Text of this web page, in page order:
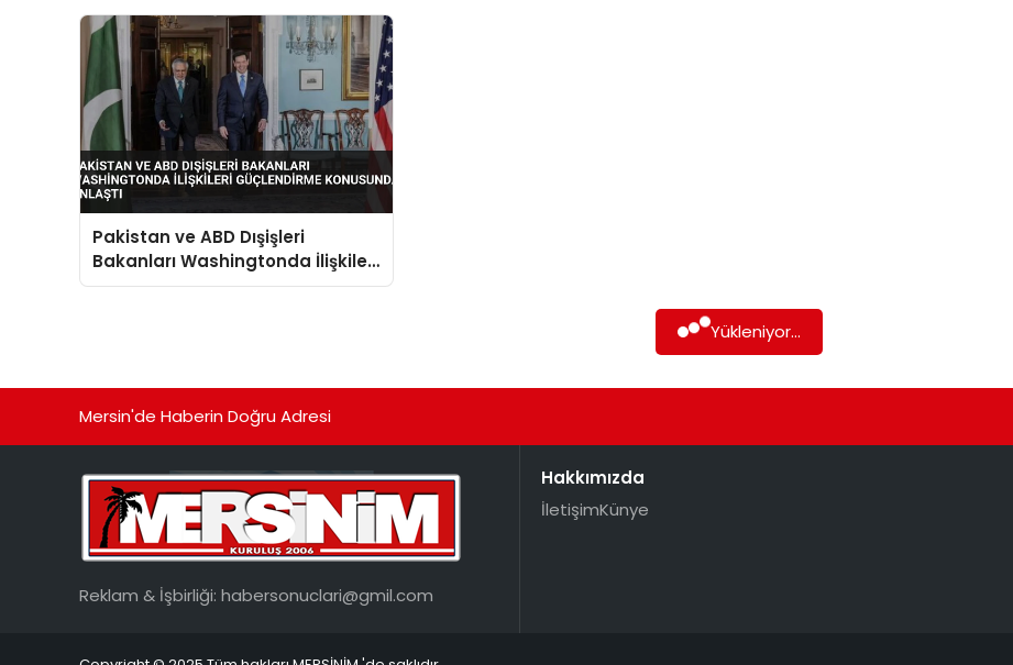
Pakistan ve ABD Dışişleri
Bakanları Washingtonda İlişkileri
Güçlendirme Konusunda Anlaştı
Yükleniyor...
Mersin'de Haberin Doğru Adresi
Reklam & İşbirliği: habersonuclari@gmil.com
Hakkımızda
İletişimKünye